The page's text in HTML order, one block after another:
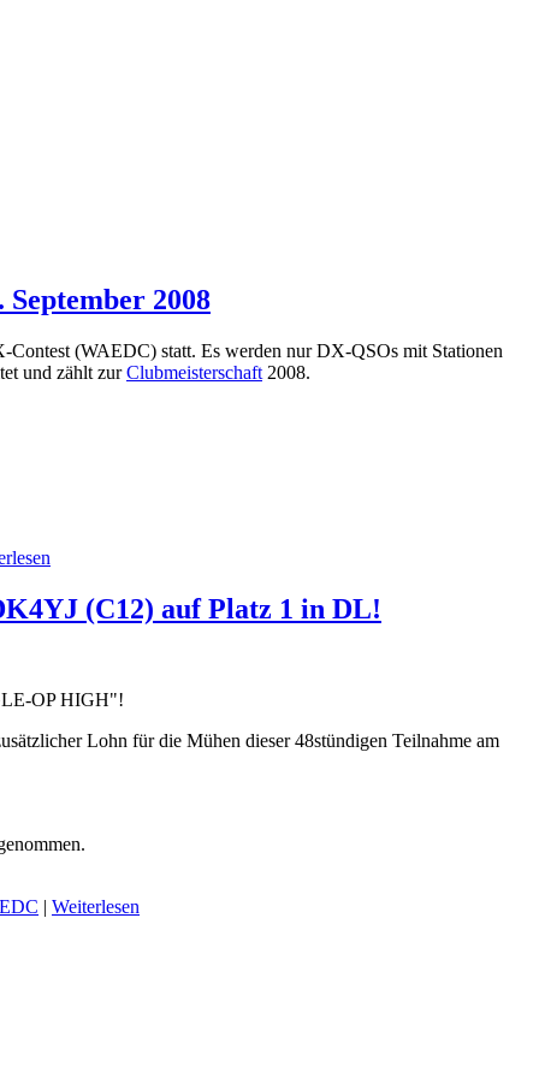
September 2008
(WAEDC) statt. Es werden nur DX-QSOs mit Stationen
und zählt zurClubmeisterschaft 2008.
(C12) auf Platz 1 in DL!
OP HIGH"!
Lohn für die Mühen dieser 48stündigen Teilnahme am
| Weiterlesen